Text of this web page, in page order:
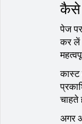
कैसे
पेज
कर
कास्ट
चाहते
अगर